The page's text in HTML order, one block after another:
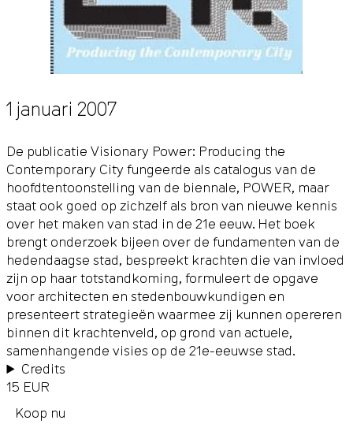
1 januari 2007
De publicatie Visionary Power: Producing the
Contemporary City fungeerde als catalogus van de
hoofdtentoonstelling van de biennale, POWER, maar
staat ook goed op zichzelf als bron van nieuwe kennis
over het maken van stad in de 21e eeuw. Het boek
brengt onderzoek bijeen over de fundamenten van de
hedendaagse stad, bespreekt krachten die van invloed
zijn op haar totstandkoming, formuleert de opgave
voor architecten en stedenbouwkundigen en
presenteert strategieën waarmee zij kunnen opereren
binnen dit krachtenveld, op grond van actuele,
samenhangende visies op de 21e-eeuwse stad.
Credits
15 EUR
Koop nu